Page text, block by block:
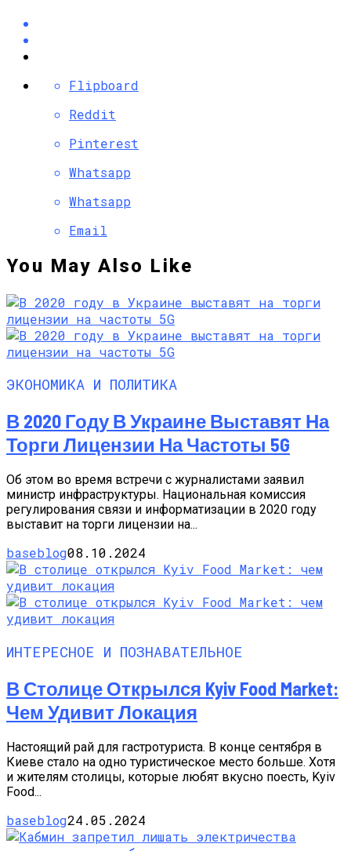
Flipboard
Reddit
Pinterest
Whatsapp
Whatsapp
Email
You May Also Like
ЭКОНОМИКА И ПОЛИТИКА
В 2020 Году В Украине Выставят На
Торги Лицензии На Частоты 5G
Об этом во время встречи с журналистами заявил
министр инфраструктуры. Национальная комиссия
регулирования связи и информатизации в 2020 году
выставит на торги лицензии на...
baseblog08.10.2024
ИНТЕРЕСНОЕ И ПОЗНАВАТЕЛЬНОЕ
В Столице Открылся Kyiv Food Market:
Чем Удивит Локация
Настоящий рай для гастротуриста. В конце сентября в
Киеве стало на одно туристическое место больше. Хотя
и жителям столицы, которые любят вкусно поесть, Kyiv
Food...
baseblog24.05.2024